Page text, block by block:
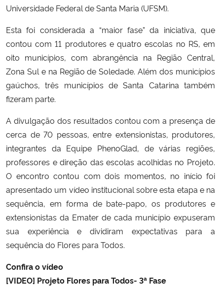
Gabinete de Segurança Institucional
Banco Central do Brasil
Planalto
Universidade Federal de Santa Maria (UFSM).
Esta foi considerada a “maior fase” da iniciativa, que
contou com 11 produtores e quatro escolas no RS, em
oito municípios, com abrangência na Região Central,
Zona Sul e na Região de Soledade. Além dos municípios
gaúchos, três municípios de Santa Catarina também
fizeram parte.
A divulgação dos resultados contou com a presença de
cerca de 70 pessoas, entre extensionistas, produtores,
integrantes da Equipe PhenoGlad, de várias regiões,
professores e direção das escolas acolhidas no Projeto.
O encontro contou com dois momentos, no início foi
apresentado um vídeo institucional sobre esta etapa e na
sequência, em forma de bate-papo, os produtores e
extensionistas da Emater de cada município expuseram
sua experiência e dividiram expectativas para a
sequência do Flores para Todos.
Confira o vídeo
[VIDEO] Projeto Flores para Todos- 3ª Fase